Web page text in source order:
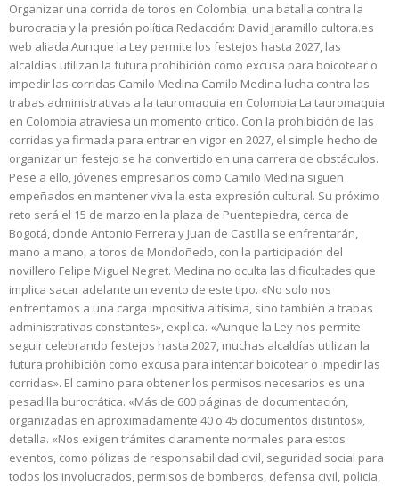
Organizar una corrida de toros en Colombia: una batalla contra la
burocracia y la presión política Redacción: David Jaramillo cultora.es
web aliada Aunque la Ley permite los festejos hasta 2027, las
alcaldías utilizan la futura prohibición como excusa para boicotear o
impedir las corridas Camilo Medina Camilo Medina lucha contra las
trabas administrativas a la tauromaquia en Colombia La tauromaquia
en Colombia atraviesa un momento crítico. Con la prohibición de las
corridas ya firmada para entrar en vigor en 2027, el simple hecho de
organizar un festejo se ha convertido en una carrera de obstáculos.
Pese a ello, jóvenes empresarios como Camilo Medina siguen
empeñados en mantener viva la esta expresión cultural. Su próximo
reto será el 15 de marzo en la plaza de Puentepiedra, cerca de
Bogotá, donde Antonio Ferrera y Juan de Castilla se enfrentarán,
mano a mano, a toros de Mondoñedo, con la participación del
novillero Felipe Miguel Negret. Medina no oculta las dificultades que
implica sacar adelante un evento de este tipo. «No solo nos
enfrentamos a una carga impositiva altísima, sino también a trabas
administrativas constantes», explica. «Aunque la Ley nos permite
seguir celebrando festejos hasta 2027, muchas alcaldías utilizan la
futura prohibición como excusa para intentar boicotear o impedir las
corridas». El camino para obtener los permisos necesarios es una
pesadilla burocrática. «Más de 600 páginas de documentación,
organizadas en aproximadamente 40 o 45 documentos distintos»,
detalla. «Nos exigen trámites claramente normales para estos
eventos, como pólizas de responsabilidad civil, seguridad social para
todos los involucrados, permisos de bomberos, defensa civil, policía,